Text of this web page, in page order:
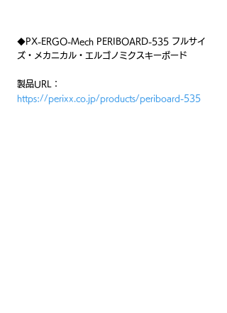
◆PX-ERGO-Mech PERIBOARD-535 フルサイ
ズ・メカニカル・エルゴノミクスキーボード
製品URL：
https://perixx.co.jp/products/periboard-535